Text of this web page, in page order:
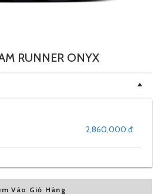
RUNNER ONYX
2,860,000 đ
Vào Giỏ Hàng